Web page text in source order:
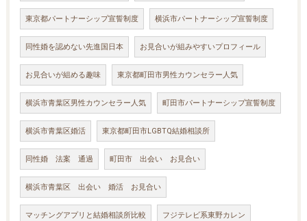
東京都パートナーシップ宣誓制度 横浜市パートナーシップ宣誓制度
同性婚を認めない先進国日本 お見合いが組みやすいプロフィール
お見合いが組める趣味 東京都町田市男性カウンセラー人気
横浜市青葉区男性カウンセラー人気 町田市パートナーシップ宣誓制度
横浜市青葉区婚活 東京都町田市LGBTQ結婚相談所
同性婚 法案 通過 町田市 出会い お見合い
横浜市青葉区 出会い 婚活 お見合い
マッチングアプリと結婚相談所比較 フジテレビ系東野カレン